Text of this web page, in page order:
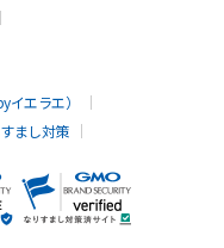
エラエ）
まし対策